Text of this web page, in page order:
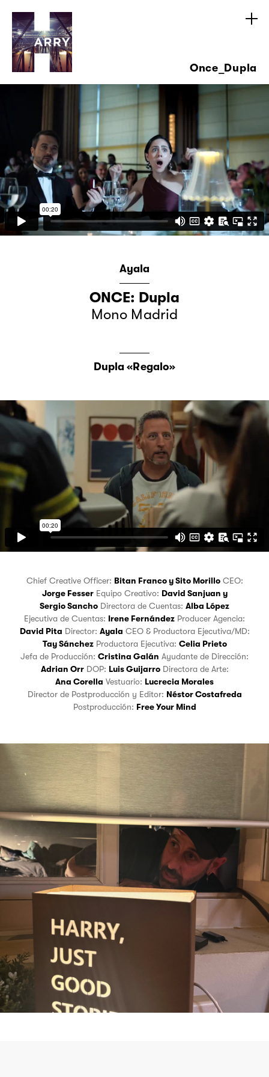
Once_Dupla
Ayala
ONCE: Dupla
Mono Madrid
Dupla «Regalo»
Chief Creative Officer: Bitan FrancoySito Morillo
CEO:
Jorge Fesser
Equipo Creativo: David Sanjuan y
Sergio Sancho
Directora de Cuentas: Alba López
Ejecutiva de Cuentas: Irene Fernández
Producer Agencia:
David Pita
Director: Ayala
CEO & Productora Ejecutiva/MD:
Tay Sánchez
Productora Ejecutiva: Celia Prieto
Jefa de Producción: Cristina Galán
Ayudante de Dirección:
Adrian Orr
DOP: Luis Guijarro
Directora de Arte:
Ana Corella
Vestuario: Lucrecia Morales
Director de Postproducción y Editor: Néstor Costafreda
Postproducción: Free Your Mind